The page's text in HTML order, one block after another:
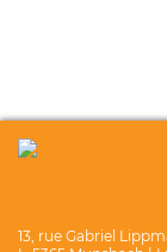
13, rue Gabriel